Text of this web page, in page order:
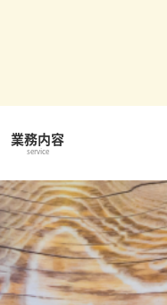
業務内容
service